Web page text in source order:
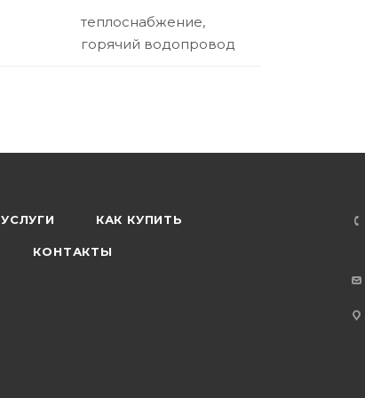
теплоснабжение,
горячий водопровод
УСЛУГИ КАК КУПИТЬ
КОНТАКТЫ